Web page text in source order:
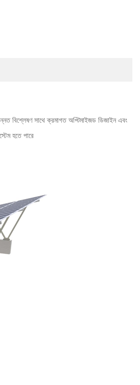
বিশ্লেষণ সাথে ক্রমাগত অপ্টিমাইজড ডিজাইন এবং
হতে পারে